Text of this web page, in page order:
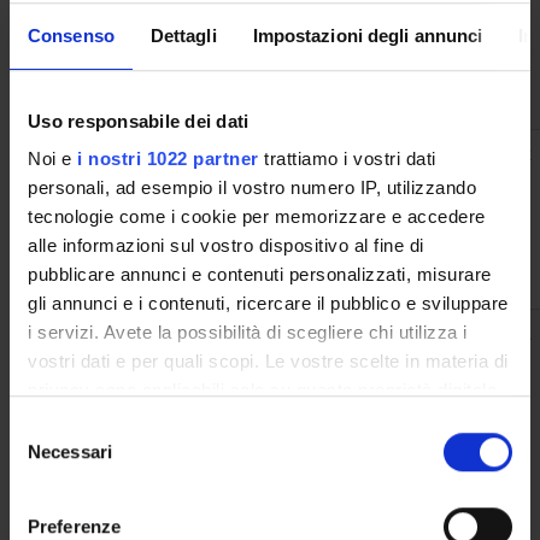
Consenso Dettagli Impostazioni degli annunci
Uso responsabile dei dati
Noi e i nostri 1022 partner trattiamo i vostri dati
personali, ad esempio il vostro numero IP, utilizzando
tecnologie come i cookie per memorizzare e accedere
alle informazioni sul vostro dispositivo al fine di
pubblicare annunci e contenuti personalizzati, misurare
gli annunci e i contenuti, ricercare il pubblico e sviluppare
i servizi. Avete la possibilità di scegliere chi utilizza i
vostri dati e per quali scopi. Le vostre scelte in materia di
modificare o revocare il proprio consenso in qualsiasi
momento dalla Dichiarazione sui cookie o facendo clic
delNecessari
Preferenze
delle
Hugo von
IRIMeS:
L'Immagine
romana
imperiale tra
moneta e
scultura
Dario
Calomino
F.A.R.E. -
assegnato e
gestito dal
RESP - The
Roman
Imaging
in the Cities of
Dario
Calomino